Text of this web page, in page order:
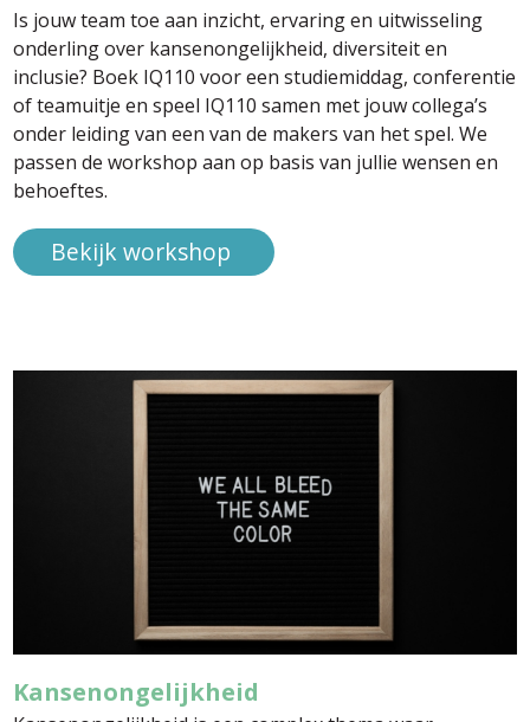
Is jouw team toe aan inzicht, ervaring en uitwisseling
onderling over kansenongelijkheid, diversiteit en
inclusie? Boek IQ110 voor een studiemiddag, conferentie
of teamuitje en speel IQ110 samen met jouw collega’s
onder leiding van een van de makers van het spel. We
passen de workshop aan op basis van jullie wensen en
behoeftes.
Bekijk workshop
Kansenongelijkheid